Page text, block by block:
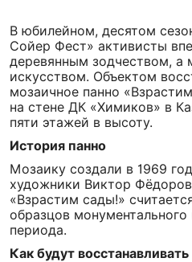
В юбилейном, десятом
Сойер Фест» активисты
деревянным зодчеством, а
искусством. Объектом
мозаичное панно
на стене ДК «Химиков» в
пяти этажей в высоту.
История панно
Мозаику создали в 1969
художники Виктор
«Взрастим сады!»
образцов монументального
периода.
Как будут восстанавливать